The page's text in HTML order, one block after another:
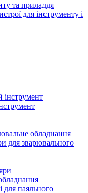
та приладдя
для інструменту і
обладнання
для зварювального
для паяльного